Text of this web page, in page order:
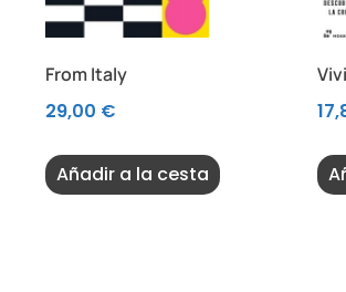
From Italy
29,00 €
Añadir a la cesta